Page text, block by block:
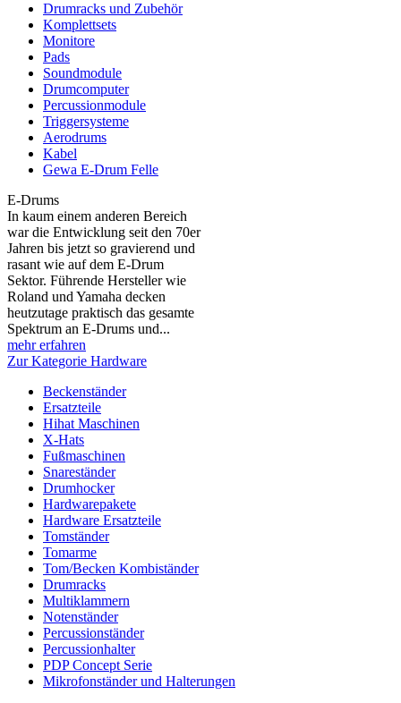
Drumracks und Zubehör
Komplettsets
Monitore
Pads
Soundmodule
Drumcomputer
Percussionmodule
Triggersysteme
Aerodrums
Kabel
Gewa E-Drum Felle
E-Drums
In kaum einem anderen Bereich
war die Entwicklung seit den 70er
Jahren bis jetzt so gravierend und
rasant wie auf dem E-Drum
Sektor. Führende Hersteller wie
Roland und Yamaha decken
heutzutage praktisch das gesamte
Spektrum an E-Drums und...
mehr erfahren
Zur Kategorie Hardware
Beckenständer
Ersatzteile
Hihat Maschinen
X-Hats
Fußmaschinen
Snareständer
Drumhocker
Hardwarepakete
Hardware Ersatzteile
Tomständer
Tomarme
Tom/Becken Kombiständer
Drumracks
Multiklammern
Notenständer
Percussionständer
Percussionhalter
PDP Concept Serie
Mikrofonständer und Halterungen